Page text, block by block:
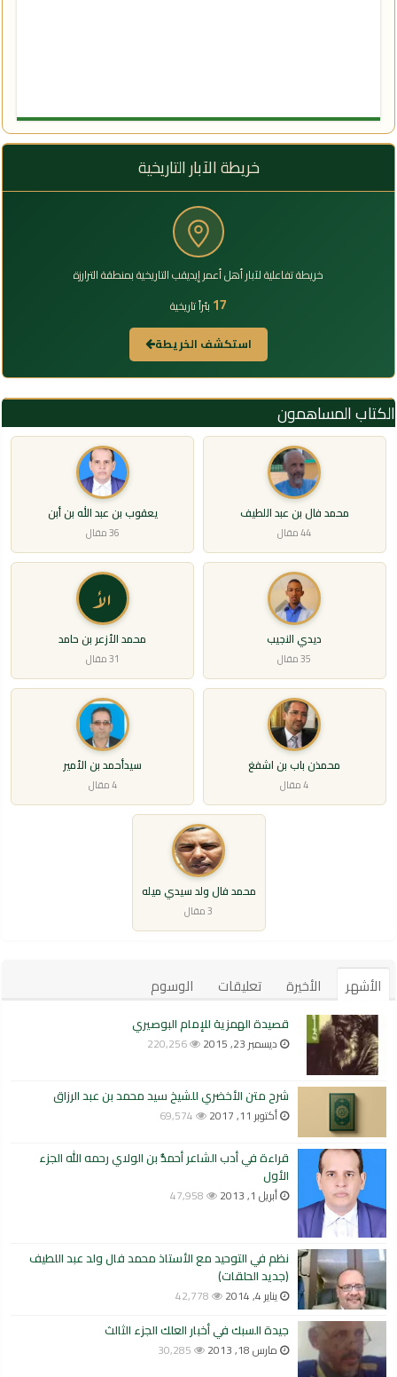
خريطة الآبار التاريخية
خريطة تفاعلية لآبار أهل أعمر إيديقب التاريخية بمنطقة الترارزة
17 بئراً تاريخية
استكشف الخريطة
الكتاب المساهمون
محمد فال بن عبد اللطيف
44 مقال
يعقوب بن عبد الله بن أبن
36 مقال
ديدي النجيب
35 مقال
الأ
محمد الأزعر بن حامد
31 مقال
محمذن باب بن اشفغ
4 مقال
سيدأحمد بن الأمير
4 مقال
محمد فال ولد سيدي ميله
3 مقال
الأشهر الأخيرة تعليقات الوسوم
قصيدة الهمزية للإمام البوصيري
ديسمبر 23, 2015 220,256
شرح متن الأخضري للشيخ سيد محمد بن عبد الرزاق
أكتوبر 11, 2017 69,574
قراءة في أدب الشاعر أحمدُّ بن الولاي رحمه الله الجزء
الأول
أبريل 1, 2013 47,958
نظم في التوحيد مع الأستاذ محمد فال ولد عبد اللطيف
(جديد الحلقات)
يناير 4, 2014 42,778
جيدة السبك في أخبار العلك الجزء الثالث
مارس 18, 2013 30,285